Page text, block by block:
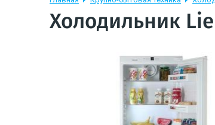
Холодильник